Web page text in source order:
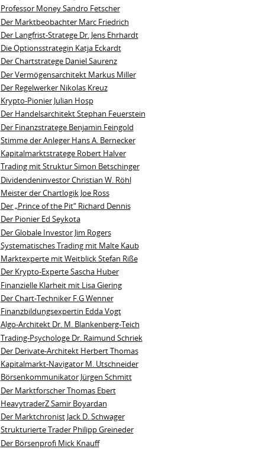
Professor Money Sandro Fetscher
Der Marktbeobachter Marc Friedrich
Der Langfrist-Stratege Dr. Jens Ehrhardt
Die Optionsstrategin Katja Eckardt
Der Chartstratege Daniel Saurenz
Der Vermögensarchitekt Markus Miller
Der Regelwerker Nikolas Kreuz
Krypto-Pionier Julian Hosp
Der Handelsarchitekt Stephan Feuerstein
Der Finanzstratege Benjamin Feingold
Stimme der Anleger Hans A. Bernecker
Kapitalmarktstratege Robert Halver
Trading mit Struktur Simon Betschinger
Dividendeninvestor Christian W. Röhl
Meister der Chartlogik Joe Ross
Der „Prince of the Pit“ Richard Dennis
Der Pionier Ed Seykota
Der Globale Investor Jim Rogers
Systematisches Trading mit Malte Kaub
Marktexperte mit Weitblick Stefan Riße
Der Krypto-Experte Sascha Huber
Finanzielle Klarheit mit Lisa Giering
Der Chart-Techniker F.G Wenner
Finanzbildungsexpertin Edda Vogt
Algo‑Architekt Dr. M. Blankenberg‑Teich
Trading-Psychologe Dr. Raimund Schriek
Der Derivate‑Architekt Herbert Thomas
Kapitalmarkt-Navigator M. Utschneider
Börsenkommunikator Jürgen Schmitt
Der Marktforscher Thomas Ebert
HeavytraderZ Samir Boyardan
Der Marktchronist Jack D. Schwager
Strukturierte Trader Philipp Greineder
Der Börsenprofi Mick Knauff